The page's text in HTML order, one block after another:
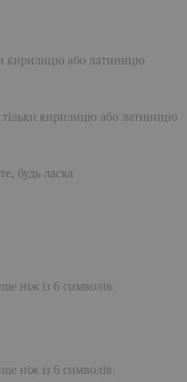
кирилицю або латиницю
кирилицю або латиницю
будь ласка
ніж із 6 символів.
ніж із 6 символів.